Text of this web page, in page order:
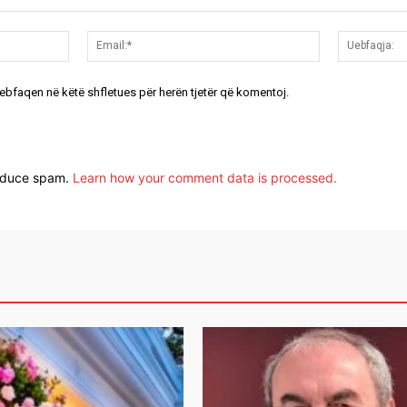
Emri:* Email:*
në këtë shfletues për herën tjetër që komentoj.
spam. Learn how your comment data is processed.